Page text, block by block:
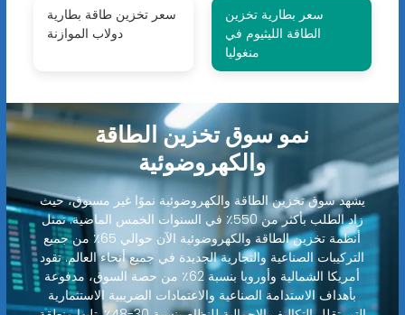
سعر تخزين طاقة بطارية
دولاب الموازنة
سعر بطارية تخزين
الطاقة الليثيوم في
منغوليا
نمو سوق تخزين الطاقة
والكهروضوئية
يشهد سوق تخزين الطاقة والكهروضوئية نموًا غير مسبوق، حيث
زاد الطلب بأكثر من 550٪ في السنوات الخمس الماضية. تمثل
أنظمة تخزين الطاقة والكهروضوئية الآن حوالي 65٪ من جميع
التركيبات الصناعية والتجارية الجديدة في جميع أنحاء العالم. تقود
أمريكا الشمالية وأوروبا بنسبة 62٪ من حصة السوق، مدفوعة
بأهداف الاستدامة الصناعية والاعتمادات الضريبية الاستثمارية